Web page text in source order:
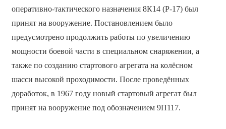
оперативно-тактического назначения 8К14 (Р-17) был
принят на вооружение. Постановлением было
предусмотрено продолжить работы по увеличению
мощности боевой части в специальном снаряжении, а
также по созданию стартового агрегата на колёсном
шасси высокой проходимости. После проведённых
доработок, в 1967 году новый стартовый агрегат был
принят на вооружение под обозначением 9П117.